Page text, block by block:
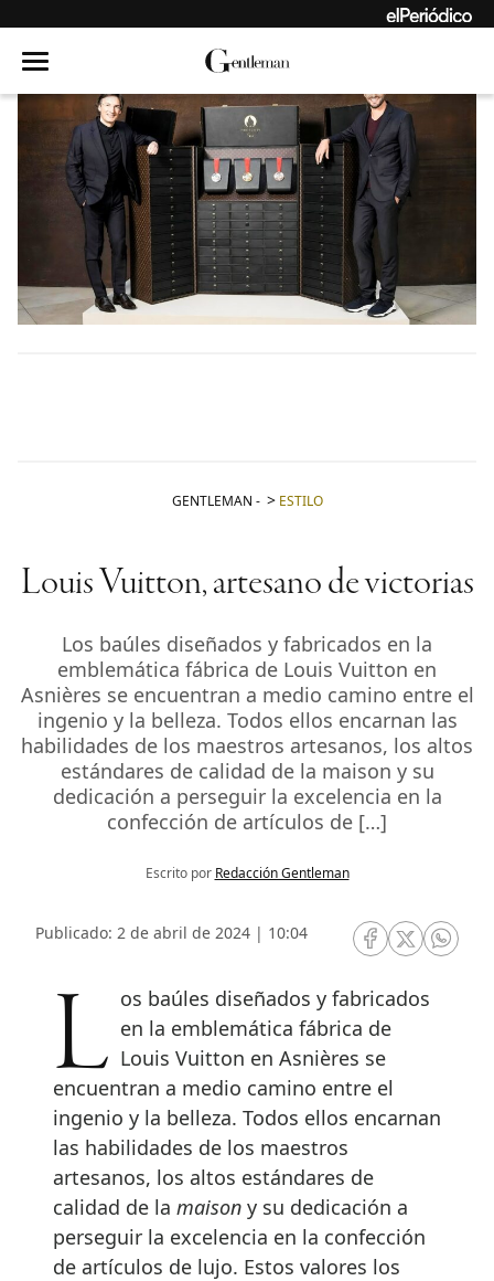
GENTLEMAN - ESTILO
Louis Vuitton, artesano de victorias
Los baúles diseñados y fabricados en la
emblemática fábrica de Louis Vuitton en
Asnières se encuentran a medio camino entre el
ingenio y la belleza. Todos ellos encarnan las
habilidades de los maestros artesanos, los altos
estándares de calidad de la maison y su
dedicación a perseguir la excelencia en la
confección de artículos de […]
Escrito por Redacción Gentleman
Publicado: 2 de abril de 2024 | 10:04
RRSS Facebook
RRSSRRSS
Los baúles diseñados y fabricados en la emblemática fábrica de
Louis Vuitton en Asnières se
encuentran a medio camino entre el
ingenio y la belleza. Todos ellos encarnan
las habilidades de los maestros
artesanos, los altos estándares de
calidad de la maison y su dedicación a
perseguir la excelencia en la confección
de artículos de lujo. Estos valores los